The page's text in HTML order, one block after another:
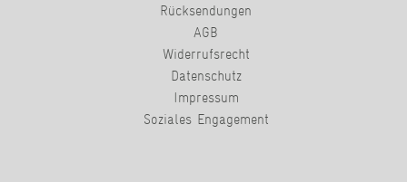
Rücksendungen
AGB
Widerrufsrecht
Datenschutz
Impressum
Soziales Engagement